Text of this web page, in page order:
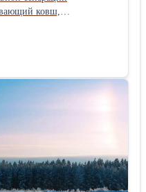
ковш,
обработку ПГС,
Ковш также прекрасно
и других задач, связанных
конструкция не
оборудования.